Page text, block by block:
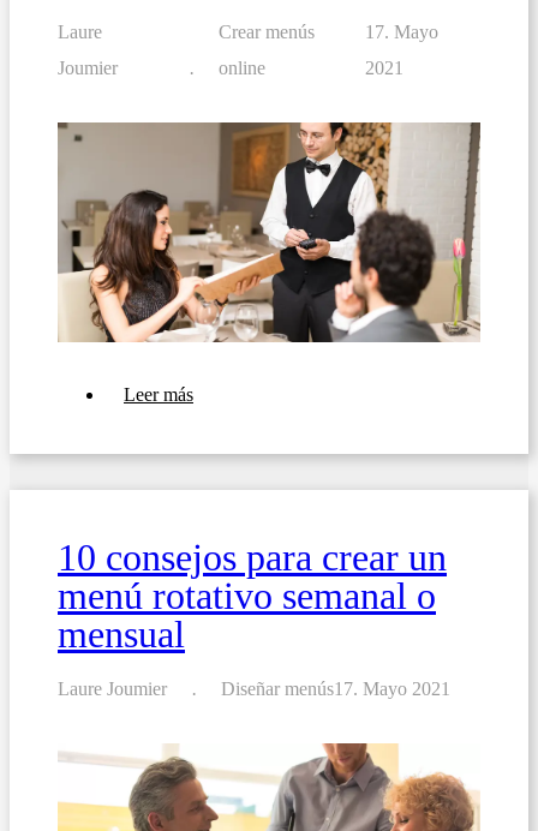
Laure
Joumier
Crear menús
online
17. Mayo
2021
Leer más
para
la
10 consejos para crear un
menú rotativo semanal o
mensual
Laure Joumier Diseñar menús17. Mayo 2021